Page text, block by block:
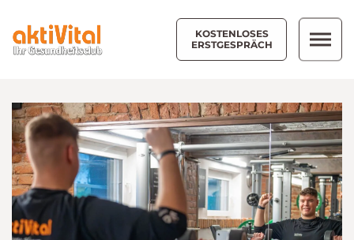
KOSTENLOSES
ERSTGESPRÄCH